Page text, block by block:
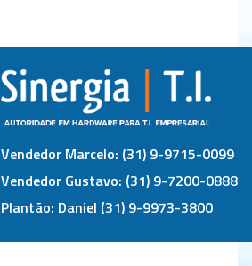
Vendedor Marcelo: (31) 9-9715-0099
Vendedor Gustavo: (31) 9-7200-0888
Plantão: Daniel (31) 9-9973-3800